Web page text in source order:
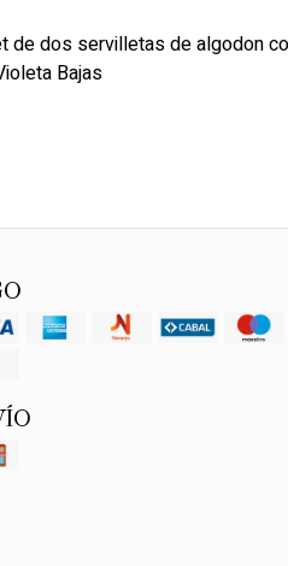
de dos servilletas de algodon
Bajas